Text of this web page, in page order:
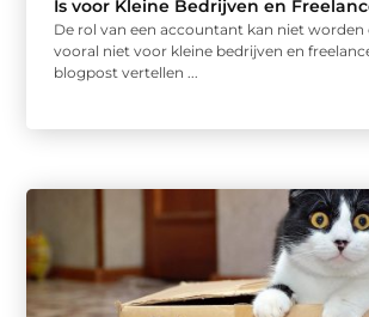
Is voor Kleine Bedrijven en
De rol van een accountant kan niet worden
vooral niet voor kleine bedrijven en
blogpost vertellen ...